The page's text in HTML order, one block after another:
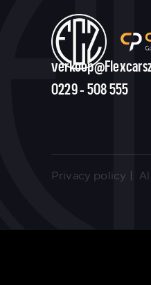
0229 - 508 555
Privacy policy |